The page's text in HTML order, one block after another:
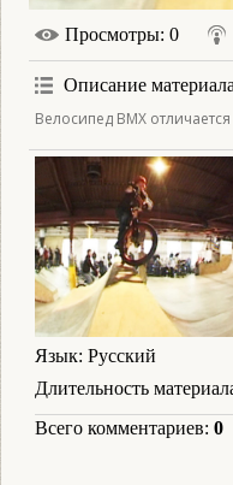
Просмотры: 0
Описание материала
Велосипед BMX
Язык: Русский
Длительность
Всего комментариев: 0